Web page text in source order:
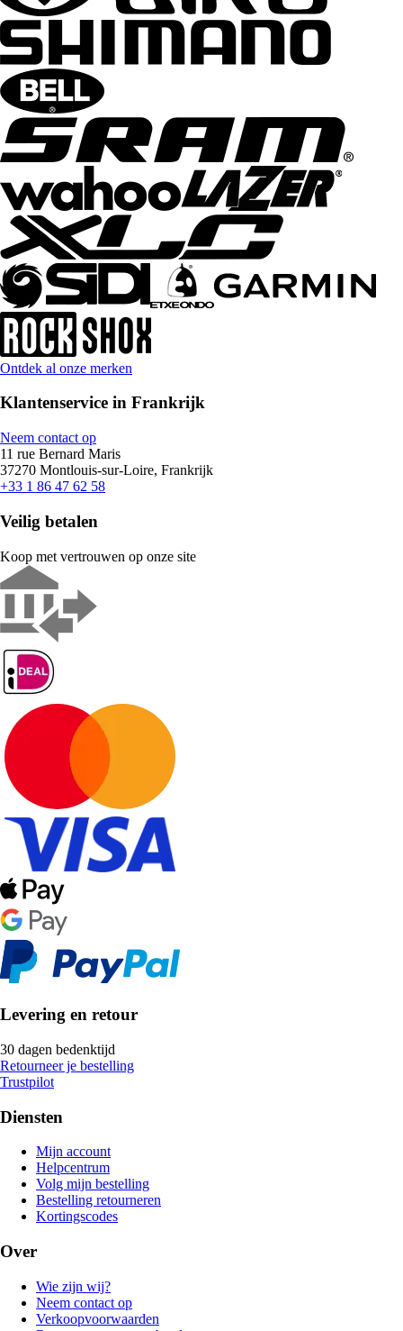
Ontdek al onze merken
Klantenservice in Frankrijk
Neem contact op
11 rue Bernard Maris
37270 Montlouis-sur-Loire, Frankrijk
+33 1 86 47 62 58
Veilig betalen
Koop met vertrouwen op onze site
Levering en retour
30 dagen bedenktijd
Retourneer je bestelling
Trustpilot
Diensten
Mijn account
Helpcentrum
Volg mijn bestelling
Bestelling retourneren
Kortingscodes
Over
Wie zijn wij?
Neem contact op
Verkoopvoorwaarden